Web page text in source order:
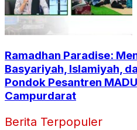
Ramadhan Paradise:
Basyariyah, Islamiyah,
Pondok Pesantren
Campurdarat
Berita Terpopuler